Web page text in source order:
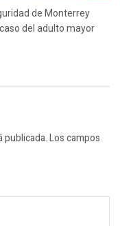
de Monterrey
del adulto mayor
publicada.Los campos